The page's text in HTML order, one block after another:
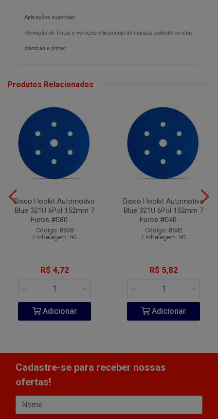
Aplicações sugeridas
Remoção de Tintas e vernizes e lixamento de massas poliésteres e/ou
plásticas e primer.
Produtos Relacionados
Disco Hookit Automotivo
Blue 321U 6Pol 152mm 7
Furos #080 - ...
Código: 8638
Embalagem: 50
R$ 4,72
Adicionar
Disco Hookit Automotivo
Blue 321U 6Pol 152mm 7
Furos #040 - ...
Código: 8642
Embalagem: 50
R$ 5,82
Adicionar
Cadastre-se para receber nossas
ofertas!